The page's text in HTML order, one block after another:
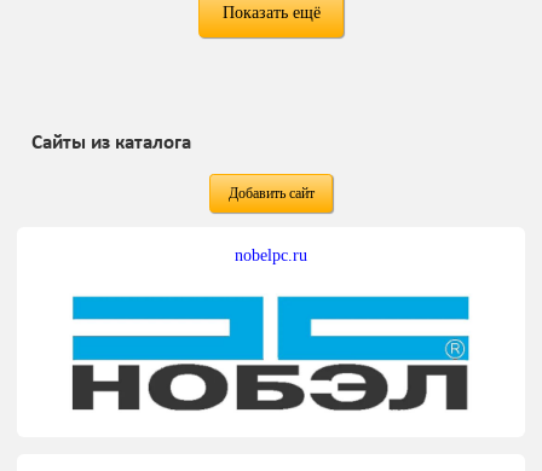
Показать ещё
Сайты из каталога
Добавить сайт
nobelpc.ru